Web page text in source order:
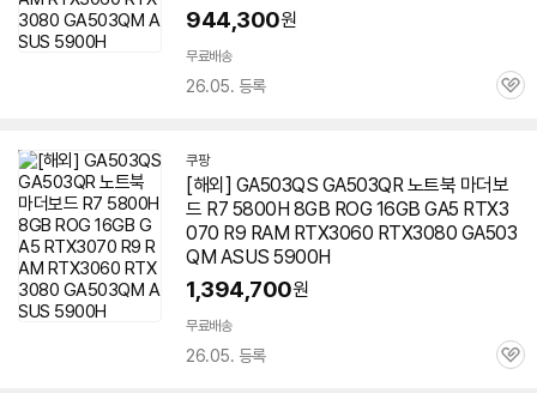
944,300원
무료배송
26.05. 등록
관
쿠팡
[해외] GA503QS GA503QR 노트북 마더보
드 R7 5800H 8GB ROG 16GB GA5 RTX3
070 R9 RAM RTX3060 RTX3080 GA503
QM ASUS 5900H
1,394,700원
무료배송
26.05. 등록
관